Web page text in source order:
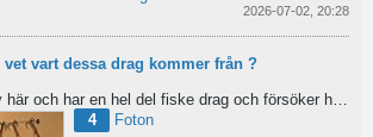
2026-07-02, 20:28
vet vart dessa drag kommer från ?
Hej jag är ny här och har en hel del fiske drag och försöker hitta information från vart dom kommer...
4
Foton